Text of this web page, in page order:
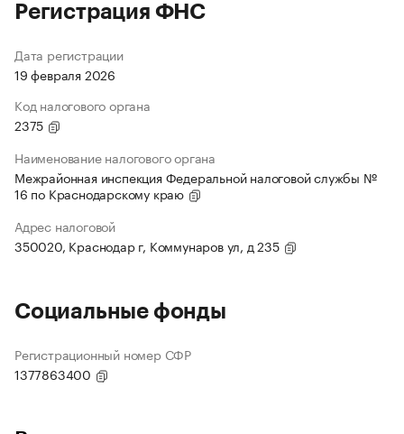
Регистрация ФНС
Дата регистрации
19 февраля 2026
Код налогового органа
2375
Наименование налогового органа
Межрайонная инспекция Федеральной налоговой службы №
16 по Краснодарскому краю
Адрес налоговой
350020, Краснодар г, Коммунаров ул, д 235
Социальные фонды
Регистрационный номер СФР
1377863400